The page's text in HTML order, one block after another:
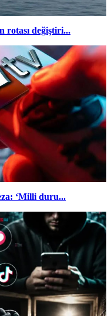
rotası değiştiri...
‘Milli duru...